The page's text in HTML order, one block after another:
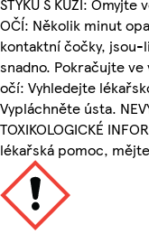
OČÍ: Několik minut
kontaktní čočky, jsou-
snadno. Pokračujte
očí: Vyhledejte
Vypláchněte ústa.
TOXIKOLOGICKÉ
lékařská pomoc,